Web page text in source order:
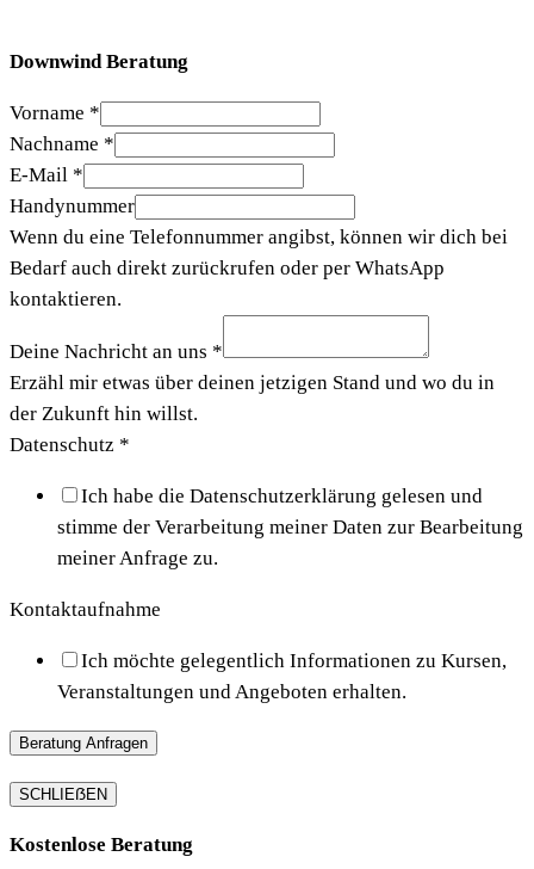
Downwind Beratung
Vorname *
Nachname *
E-Mail *
Handynummer
Wenn du eine Telefonnummer angibst, können wir dich bei
Bedarf auch direkt zurückrufen oder per WhatsApp
kontaktieren.
Deine Nachricht an uns *
Erzähl mir etwas über deinen jetzigen Stand und wo du in
der Zukunft hin willst.
Datenschutz *
Ich habe die Datenschutzerklärung gelesen und
stimme der Verarbeitung meiner Daten zur Bearbeitung
meiner Anfrage zu.
Kontaktaufnahme
Ich möchte gelegentlich Informationen zu Kursen,
Veranstaltungen und Angeboten erhalten.
Beratung Anfragen
SCHLIEẞEN
Kostenlose Beratung